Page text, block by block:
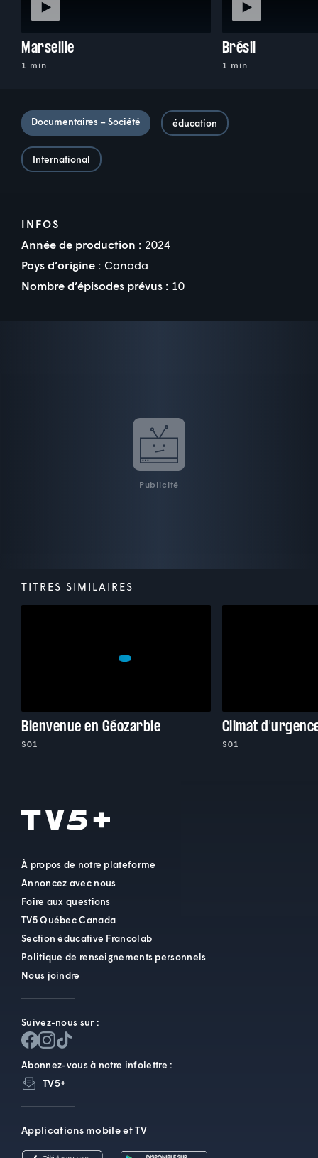
Marseille
1 min
Brésil
1 min
Documentaires – Société éducation
International
INFOS
Année de production : 2024
Pays d’origine : Canada
Nombre d’épisodes prévus : 10
Publicité
TITRES SIMILAIRES
Bienvenue en Géozarbie
S01
Climat
S01
À propos de notre plateforme
Annoncez avec nous
Foire aux questions
TV5 Québec Canada
Section éducative Francolab
Politique de renseignements personnels
Nous joindre
Suivez-nous sur :
Abonnez-vous à notre infolettre :
TV5+
Applications mobile et TV